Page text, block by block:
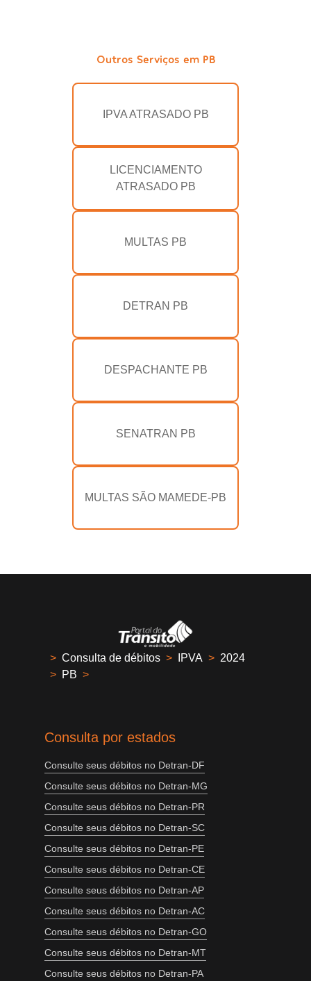
Outros Serviços em PB
IPVA ATRASADO PB
LICENCIAMENTO
ATRASADO PB
MULTAS PB
DETRAN PB
DESPACHANTE PB
SENATRAN PB
MULTAS SÃO MAMEDE-PB
> Consulta de débitos > IPVA > 2024
> PB >
Consulta por estados
Consulte seus débitos no Detran-DF
Consulte seus débitos no Detran-MG
Consulte seus débitos no Detran-PR
Consulte seus débitos no Detran-SC
Consulte seus débitos no Detran-PE
Consulte seus débitos no Detran-CE
Consulte seus débitos no Detran-AP
Consulte seus débitos no Detran-AC
Consulte seus débitos no Detran-GO
Consulte seus débitos no Detran-MT
Consulte seus débitos no Detran-PA